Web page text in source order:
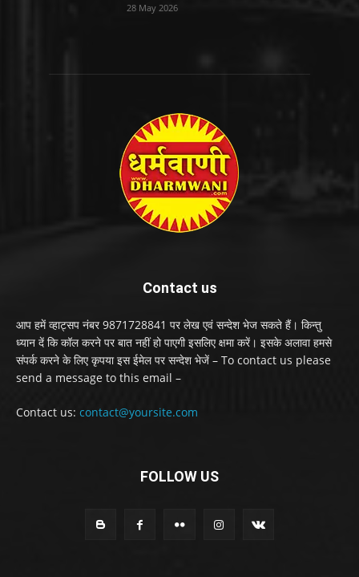
28 May 2026
Contact us
आप हमें व्हाट्सप नंबर 9871728841 पर लेख एवं सन्देश भेज सकते हैं। किन्तु
ध्यान दें कि कॉल करने पर बात नहीं हो पाएगी इसलिए क्षमा करें। इसके अलावा हमसे
संपर्क करने के लिए कृपया इस ईमेल पर सन्देश भेजें – To contact us please
send a message to this email –
Contact us: contact@yoursite.com
FOLLOW US